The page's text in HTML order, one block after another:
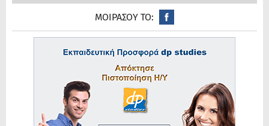
ΜΟΙΡΑΣΟΥ ΤΟ: